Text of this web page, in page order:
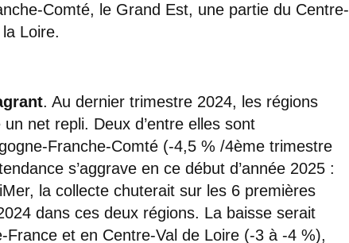
Comté, le Grand Est, une partie du Centre-
Loire.
. Au dernier trimestre 2024, les régions
net repli. Deux d’entre elles sont
Franche-Comté (-4,5 % /4ème trimestre
s’aggrave en ce début d’année 2025 :
la collecte chuterait sur les 6 premières
dans ces deux régions. La baisse serait
et en Centre-Val de Loire (-3 à -4 %),